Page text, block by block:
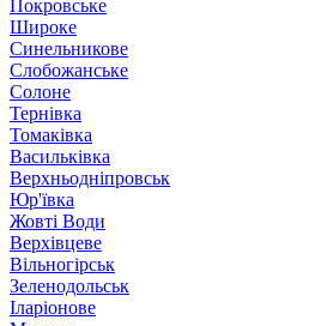
Покровське
Широке
Синельникове
Слобожанське
Солоне
Тернівка
Томаківка
Васильківка
Верхньодніпровськ
Юр'ївка
Жовті Води
Верхівцеве
Вільногірськ
Зеленодольськ
Іларіонове